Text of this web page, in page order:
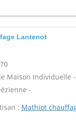
Lantenot
Maison Individuelle
-
: Mathiot